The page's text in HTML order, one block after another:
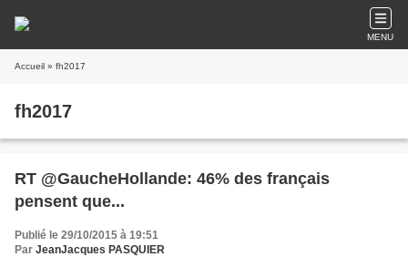
MENU
Accueil » fh2017
fh2017
RT @GaucheHollande: 46% des français
pensent que...
Publié le 29/10/2015 à 19:51
Par JeanJacques PASQUIER